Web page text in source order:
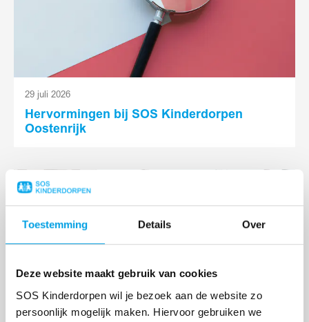
Toestemming Details Over
Deze website maakt gebruik van cookies
SOS Kinderdorpen wil je bezoek aan de website zo
persoonlijk mogelijk maken. Hiervoor gebruiken we
29 juli 2026
Hervormingen bij SOS Kinderdorpen
Oostenrijk
meer